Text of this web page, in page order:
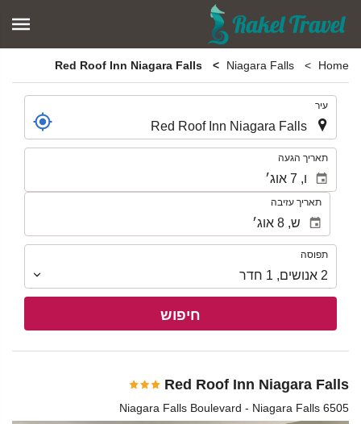
Home
Niagara Falls
עיר
תאריך הגעה
תאריך עזיבה
תפוסה
תפוסה
2 אנושים,
1 חדר
חיפוש
Red Roof Inn Niagara Falls
6505 Niagara Falls Boulevard - Niagara Falls